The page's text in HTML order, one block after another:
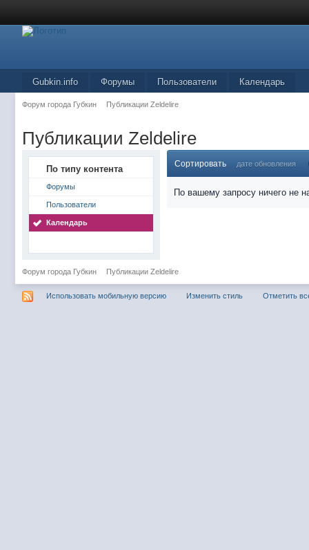
Gubkin.info Форумы Пользователи Календарь
Форум города Губкин Публикации Zeldelire
Публикации Zeldelire
По типу контента
Форумы
Пользователи
Календарь
Сортировать дате обновления
По вашему запросу ничего не
Форум города Губкин Публикации Zeldelire
Использовать мобильную версию Изменить стиль Отметить